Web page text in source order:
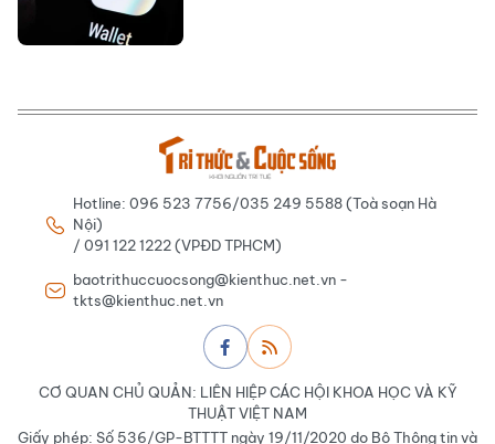
Hotline: 096 523 7756/035 249 5588 (Toà soạn Hà
Nội)
/ 091 122 1222 (VPĐD TPHCM)
baotrithuccuocsong@kienthuc.net.vn -
tkts@kienthuc.net.vn
CƠ QUAN CHỦ QUẢN: LIÊN HIỆP CÁC HỘI KHOA HỌC VÀ KỸ
THUẬT VIỆT NAM
Giấy phép: Số 536/GP-BTTTT ngày 19/11/2020 do Bộ Thông tin và